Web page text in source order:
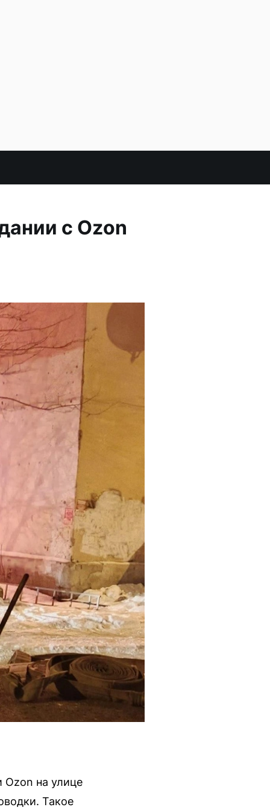
с Ozon
Ozon на улице
Такое